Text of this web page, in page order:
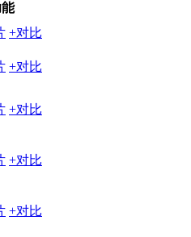
+对比
+对比
+对比
+对比
+对比